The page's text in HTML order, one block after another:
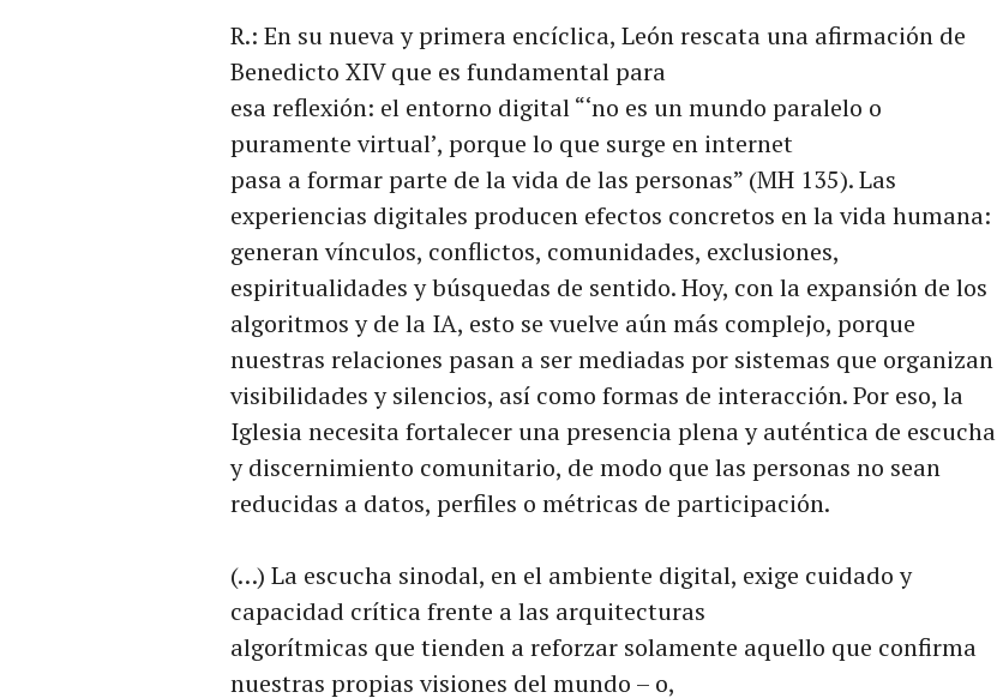
R.: En su nueva y primera encíclica, León rescata una afirmación de
Benedicto XIV que es fundamental para
esa reflexión: el entorno digital “‘no es un mundo paralelo o
puramente virtual’, porque lo que surge en internet
pasa a formar parte de la vida de las personas” (MH 135). Las
experiencias digitales producen efectos concretos en la vida humana:
generan vínculos, conflictos, comunidades, exclusiones,
espiritualidades y búsquedas de sentido. Hoy, con la expansión de los
algoritmos y de la IA, esto se vuelve aún más complejo, porque
nuestras relaciones pasan a ser mediadas por sistemas que organizan
visibilidades y silencios, así como formas de interacción. Por eso, la
Iglesia necesita fortalecer una presencia plena y auténtica de escucha
y discernimiento comunitario, de modo que las personas no sean
reducidas a datos, perfiles o métricas de participación.
(…) La escucha sinodal, en el ambiente digital, exige cuidado y
capacidad crítica frente a las arquitecturas
algorítmicas que tienden a reforzar solamente aquello que confirma
nuestras propias visiones del mundo – o,